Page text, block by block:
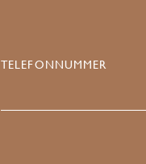
TELEFONNUMMER